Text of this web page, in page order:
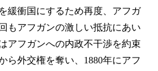
緩衝国にするため再度、アフガ
もアフガンの激しい抵抗にあい
アフガンへの内政不干渉を約束
ら外交権を奪い、1880年にアフ